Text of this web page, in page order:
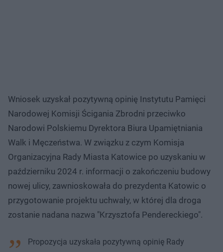
Wniosek uzyskał pozytywną opinię Instytutu Pamięci
Narodowej Komisji Ścigania Zbrodni przeciwko
Narodowi Polskiemu Dyrektora Biura Upamiętniania
Walk i Męczeństwa. W związku z czym Komisja
Organizacyjna Rady Miasta Katowice po uzyskaniu w
październiku 2024 r. informacji o zakończeniu budowy
nowej ulicy, zawnioskowała do prezydenta Katowic o
przygotowanie projektu uchwały, w której dla droga
zostanie nadana nazwa "Krzysztofa Pendereckiego".
Propozycja uzyskała pozytywną opinię Rady